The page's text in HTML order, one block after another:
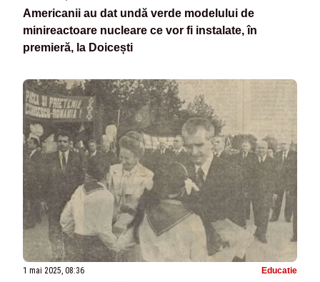
Americanii au dat undă verde modelului de
minireactoare nucleare ce vor fi instalate, în
premieră, la Doicești
1 mai 2025, 08:36 Educatie